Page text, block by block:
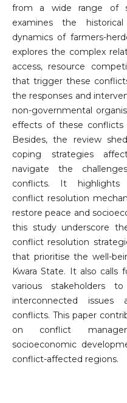
from a wide range of
examines the
dynamics of farmers-
explores the complex
access, resource
that trigger these
the responses and
non-governmental
effects of these
Besides, the review
coping strategies
navigate the
conflicts. It highlights
conflict resolution
restore peace and
this study underscore
conflict resolution
that prioritise the well-
Kwara State. It also calls
various stakeholders
interconnected issues
conflicts. This paper
on conflict
socioeconomic
conflict-affected regions.